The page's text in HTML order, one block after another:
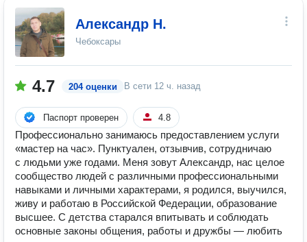
Александр Н.
Чебоксары
4.7 204 оценки В сети 12 ч. назад
Паспорт проверен 4.8
Профессионально занимаюсь предоставлением услуги
«мастер на час». Пунктуален, отзывчив, сотрудничаю
с людьми уже годами. Меня зовут Александр, нас целое
сообщество людей с различными профессиональными
навыками и личными характерами, я родился, выучился,
живу и работаю в Российской Федерации, образование
высшее. С детства старался впитывать и соблюдать
основные законы общения, работы и дружбы — любить